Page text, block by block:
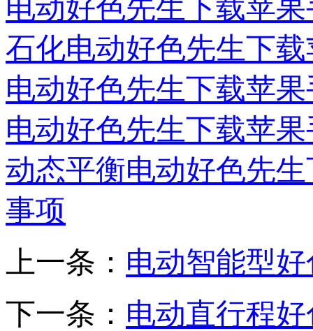
电动好色先生下载苹
石化电动好色先生下
电动好色先生下载苹
电动好色先生下载苹
动态平衡电动好色先
事项
上一条： 电动智能型
下一条： 电动直行程